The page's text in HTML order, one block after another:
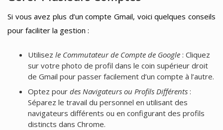
Si vous avez plus d’un compte Gmail, voici quelques conseils
pour faciliter la gestion :
Utilisez le Commutateur de Compte de Google: Cliquez
sur votre photo de profil dans le coin supérieur droit
de Gmail pour passer facilement d’un compte à l’autre.
Optez pour des Navigateurs ou Profils Différents:
Séparez le travail du personnel en utilisant des
navigateurs différents ou en configurant des profils
distincts dans Chrome.